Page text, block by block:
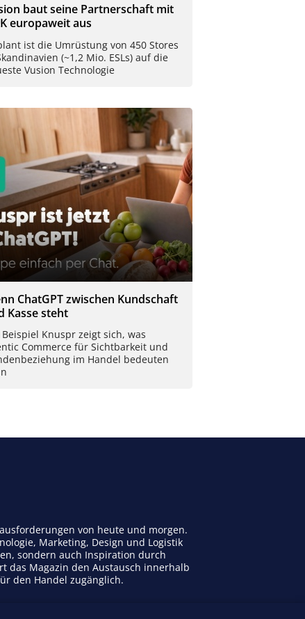
baut seine Partnerschaft mit
europaweit aus
ist die Umrüstung von 450 Stores
(~1,2 Mio. ESLs) auf die
Vusion Technologie
ChatGPT zwischen Kundschaft
Kasse steht
Beispiel Knuspr zeigt sich, was
Commerce für Sichtbarkeit und
im Handel bedeuten
von heute und morgen.
Marketing, Design und Logistik
sondern auch Inspiration durch
das Magazin den Austausch innerhalb
den Handel zugänglich.